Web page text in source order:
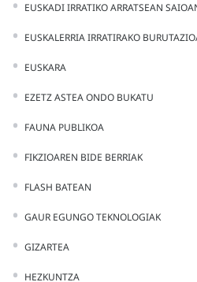
EUSKADI IRRATIKO ARRATSEAN
EUSKALERRIA IRRATIRAKO
EUSKARA
EZETZ ASTEA ONDO BUKATU
FAUNA PUBLIKOA
FIKZIOAREN BIDE BERRIAK
FLASH BATEAN
GAUR EGUNGO TEKNOLOGIAK
GIZARTEA
HEZKUNTZA